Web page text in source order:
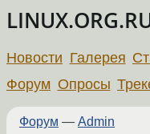
Новости Галерея
Форум Опросы
Форум — Admin